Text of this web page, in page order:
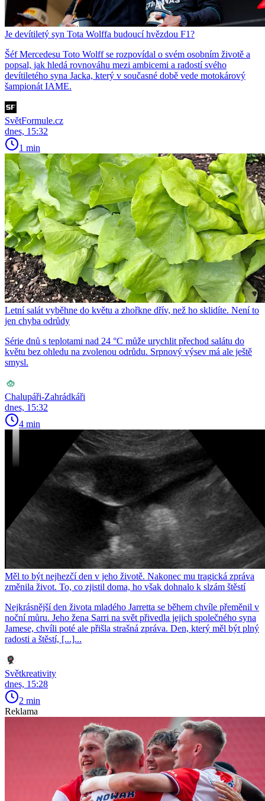
Je devítiletý syn Tota Wolffa budoucí hvězdou F1?
Šéf Mercedesu Toto Wolff se rozpovídal o svém osobním životě a
popsal, jak hledá rovnováhu mezi ambicemi a radostí svého
devítiletého syna Jacka, který v současné době vede motokárový
šampionát IAME.
SvětFormule.cz
dnes, 15:32
1 min
Letní salát vyběhne do květu a zhořkne dřív, než ho sklidíte. Není to
jen chyba odrůdy
Série dnů s teplotami nad 24 °C může urychlit přechod salátu do
květu bez ohledu na zvolenou odrůdu. Srpnový výsev má ale ještě
smysl.
Chalupáři-Zahrádkáři
dnes, 15:32
4 min
Měl to být nejhezčí den v jeho životě. Nakonec mu tragická zpráva
změnila život. To, co zjistil doma, ho však dohnalo k slzám štěstí
Nejkrásnější den života mladého Jarretta se během chvíle přeměnil v
noční můru. Jeho žena Sarri na svět přivedla jejich společného syna
Jamese, chvíli poté ale přišla strašná zpráva. Den, který měl být plný
radosti a štěstí, [...]...
Světkreativity
dnes, 15:28
2 min
Reklama